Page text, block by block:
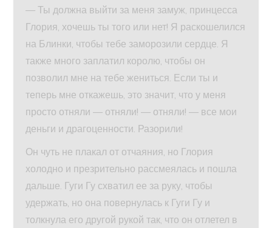
— Ты должна выйти за меня замуж, принцесса
Глория, хочешь ты того или нет! Я раскошелился
на Блинки, чтобы тебе заморозили сердце. Я
также много заплатил королю, чтобы он
позволил мне на тебе жениться. Если ты и
теперь мне откажешь, это значит, что у меня
просто отняли — отняли! — отняли! — все мои
деньги и драгоценности. Разорили!
Он чуть не плакал от отчаяния, но Глория
холодно и презрительно рассмеялась и пошла
дальше. Гуги Гу схватил ее за руку, чтобы
удержать, но она повернулась к Гуги Гу и
толкнула его другой рукой так, что он отлетел в